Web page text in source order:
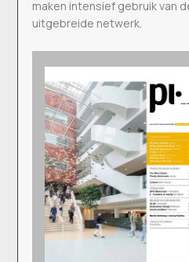
maken intensief gebruik van
uitgebreide netwerk.